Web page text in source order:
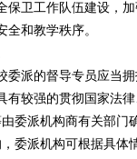
卫工作队伍建设，
和教学秩序。
派的督导专员应当拥
较强的贯彻国家法
委派机构商有关部门
派机构可根据具体